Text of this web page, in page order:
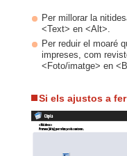
Per millorar la
<Text> en <Alt>.
Per reduir el moaré
impreses, com
<Foto/imatge> en
Si els ajustos a